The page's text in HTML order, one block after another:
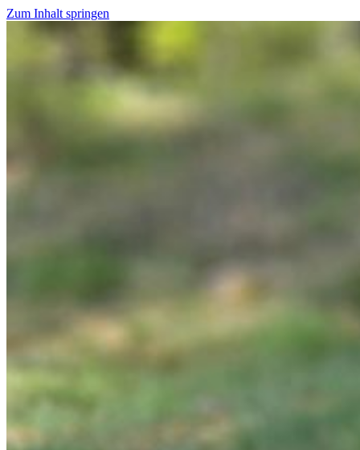
Zum Inhalt springen